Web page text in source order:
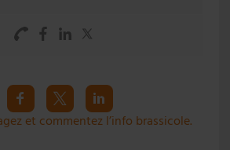
et commentez l’info brassicole.